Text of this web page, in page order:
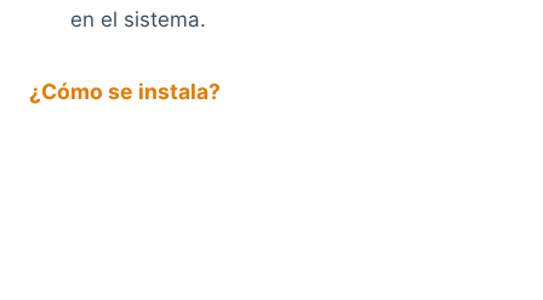
en el sistema.
¿Cómo se instala?